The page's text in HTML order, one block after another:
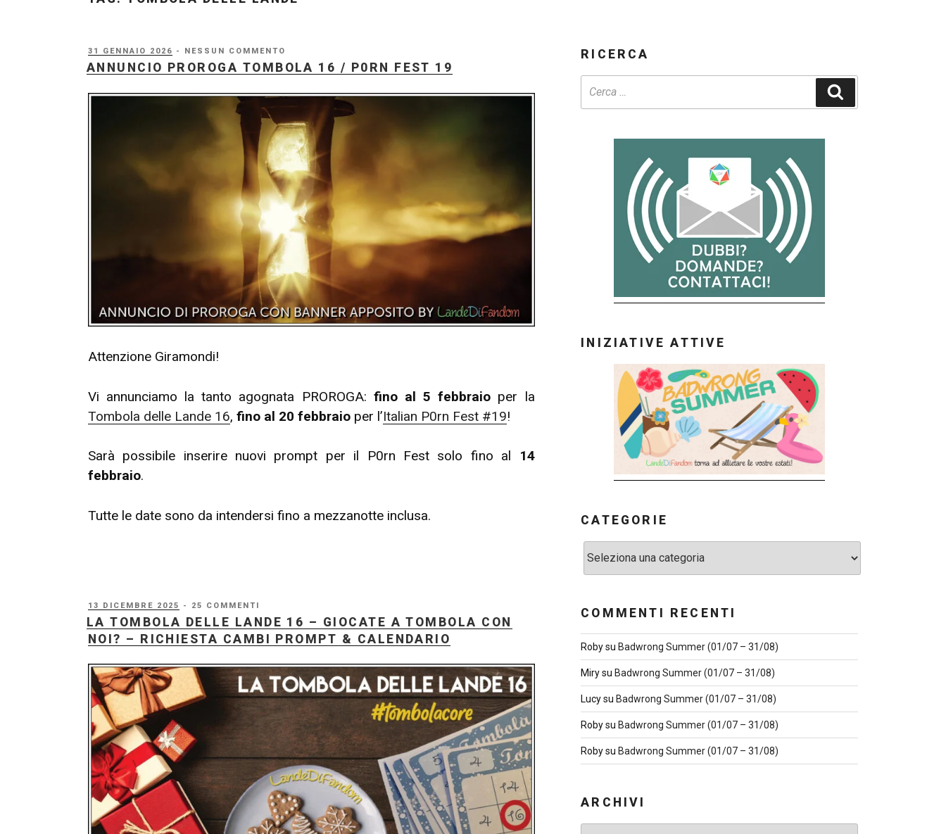
PUBBLICATO
IL
31 GENNAIO 2026 - NESSUN COMMENTO
ANNUNCIO PROROGA TOMBOLA 16 / P0RN FEST 19
Attenzione Giramondi!
Vi annunciamo la tanto agognata PROROGA: fino al 5 febbraio per la
Tombola delle Lande 16, fino al 20 febbraioper l’Italian P0rn Fest #19!
Sarà possibile inserire nuovi prompt per il P0rn Fest solo fino al
14
febbraio.
Tutte le date sono da intendersi fino a mezzanotte inclusa.
PUBBLICATO
IL
13 DICEMBRE 2025 - 25 COMMENTI
LA TOMBOLA DELLE LANDE 16 – GIOCATE A TOMBOLA CON
NOI? – RICHIESTA CAMBI PROMPT & CALENDARIO
RICERCA
INIZIATIVE ATTIVE
CATEGORIE
COMMENTI RECENTI
Robysu Badwrong Summer (01/07 – 31/08)
Mirysu Badwrong Summer (01/07 – 31/08)
Lucysu Badwrong Summer (01/07 – 31/08)
Robysu Badwrong Summer (01/07 – 31/08)
Robysu Badwrong Summer (01/07 – 31/08)
ARCHIVI